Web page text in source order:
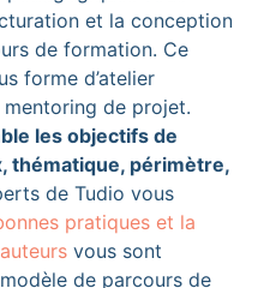
et la conception
de formation. Ce
forme d’atelier
mentoring de projet.
les objectifs de
thématique, périmètre,
de Tudio vous
pratiques et la
vous sont
de parcours de